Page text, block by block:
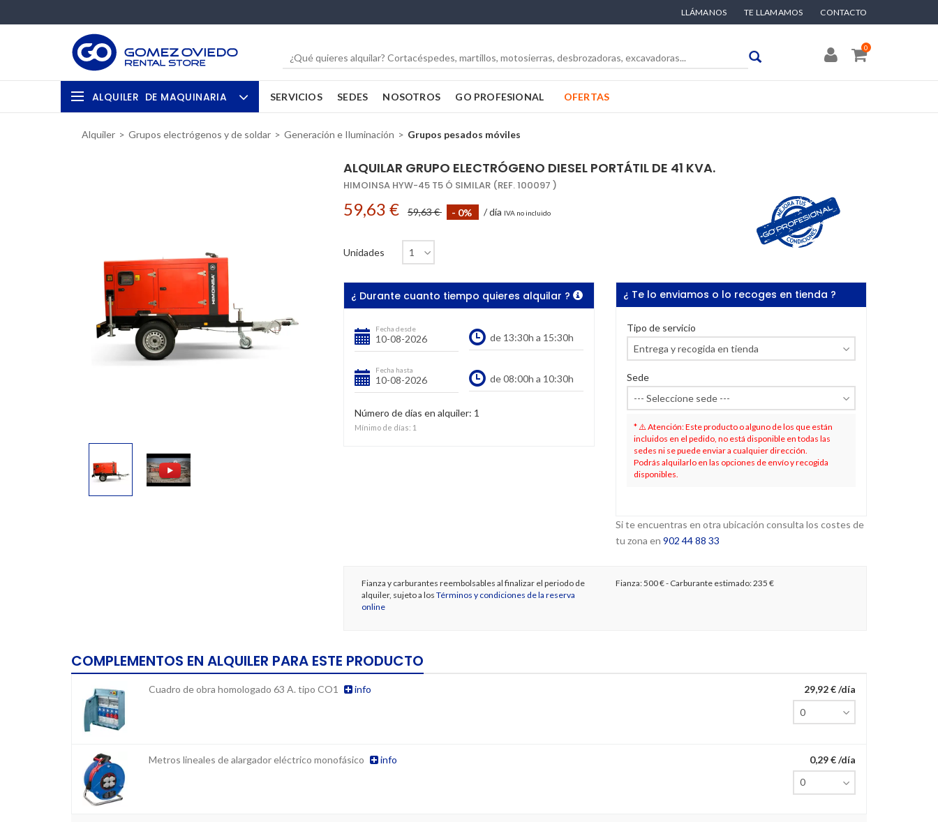
LLÁMANOS TE LLAMAMOS CONTACTO
0
ALQUILER DE MAQUINARIA SERVICIOS SEDES NOSOTROS GO PROFESIONAL OFERTAS
Alquiler Grupos electrógenos y de soldar Generación e Iluminación Grupos pesados móviles
ALQUILAR GRUPO ELECTRÓGENO DIESEL PORTÁTIL DE 41 KVA.
HIMOINSA HYW-45 T5 Ó SIMILAR (REF. 100097 )
59,63 € 59,63 € - 0% / día IVA no incluido
Unidades
¿ Durante cuanto tiempo quieres alquilar ?
Fecha desde
Fecha hasta
Número de días en alquiler: 1
Mínimo de días: 1
¿ Te lo enviamos o lo recoges en tienda ?
Tipo de servicio
Sede
* ⚠️ Atención: Este producto o alguno de los que están
incluidos en el pedido, no está disponible en todas las
sedes ni se puede enviar a cualquier dirección.
Podrás alquilarlo en las opciones de envío y recogida
disponibles.
Si te encuentras en otra ubicación consulta los costes de
tu zona en 902 44 88 33
Fianza y carburantes reembolsables al finalizar el periodo de
alquiler, sujeto a los Términos y condiciones de la reserva
online
Fianza:500 €- Carburante estimado:235 €
COMPLEMENTOS EN ALQUILER PARA ESTE PRODUCTO
Cuadro de obra homologado 63 A. tipo CO1 info 29,92 € /día
Metros lineales de alargador eléctrico monofásico info 0,29 € /día